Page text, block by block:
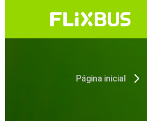
Página inicial